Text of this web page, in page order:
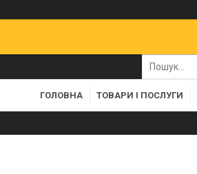
ГОЛОВНА ТОВАРИ І ПОСЛУГИ